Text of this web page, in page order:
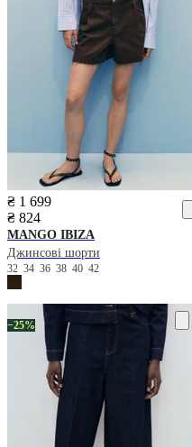
₴ 1 699
₴ 824
MANGO IBIZA
Джинсові шорти
32 34 36 38 40 42
−25%